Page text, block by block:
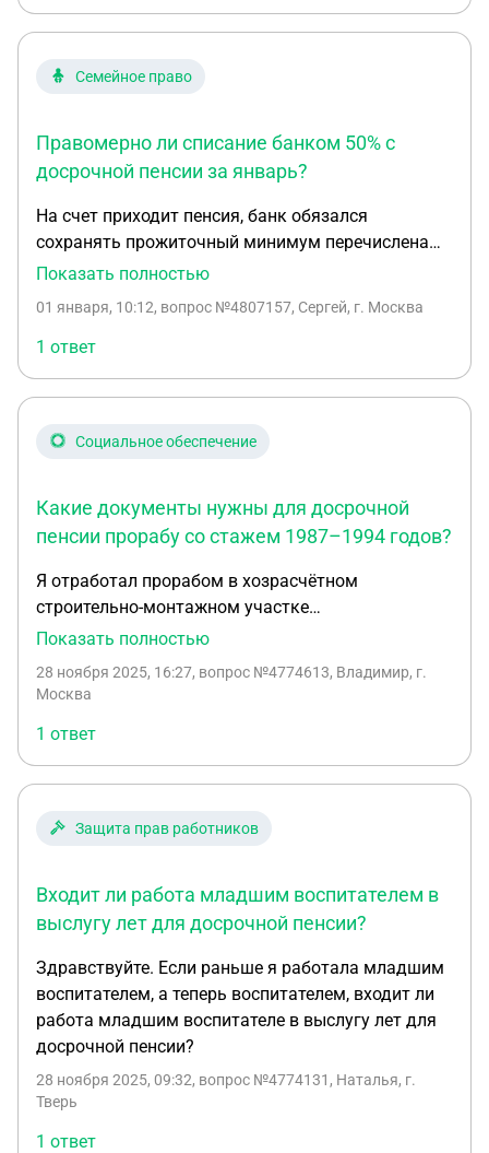
Семейное право
Правомерно ли списание банком 50% с
досрочной пенсии за январь?
На счет приходит пенсия, банк обязался
сохранять прожиточный минимум перечислена
досрочная пенсия за январь 26.12.2025 года в
50%.Мотивируя тем ,что деньги перечислены в
декабре, а в декабре прожиточный. минимум уже
сохранялся.
Показать полностью
01 января, 10:12, вопрос №4807157, Сергей, г. Москва
1 ответ
Социальное обеспечение
Какие документы нужны для досрочной
пенсии прорабу со стажем 1987–1994 годов?
Я отработал прорабом в хозрасчётном
строительно-монтажном участке
Кировмелиорация в период 1987-1994 годы. стаж
основании каких документов СФР назначит мне
Показать полностью
28 ноября 2025, 16:27, вопрос №4774613, Владимир, г.
Москва
1 ответ
Защита прав работников
Входит ли работа младшим воспитателем в
выслугу лет для досрочной пенсии?
Здравствуйте. Если раньше я работала младшим
воспитателем, а теперь воспитателем, входит ли
работа младшим воспитателе в выслугу лет для
досрочной пенсии?
28 ноября 2025, 09:32, вопрос №4774131, Наталья, г.
Тверь
1 ответ